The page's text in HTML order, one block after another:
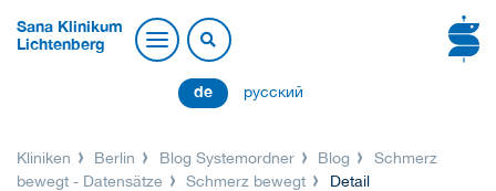
Sana Klinikum
Lichtenberg
de русский
Kliniken Berlin Blog Systemordner Blog
Schmerz
bewegt - Datensätze
Schmerz bewegt Detail